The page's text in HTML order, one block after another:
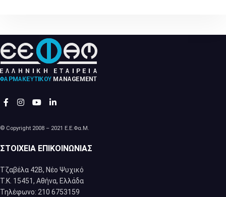
© Copyright 2008 – 2021 Ε.Ε.Φα.Μ.
ΣΤΟΙΧΕΊΑ ΕΠΙΚΟΙΝΩΝΊΑΣ
Τζαβέλα 42Β, Νέο Ψυχικό
Τ.Κ. 15451, Αθήνα, Eλλάδα
Τηλέφωνο: 210 6753159